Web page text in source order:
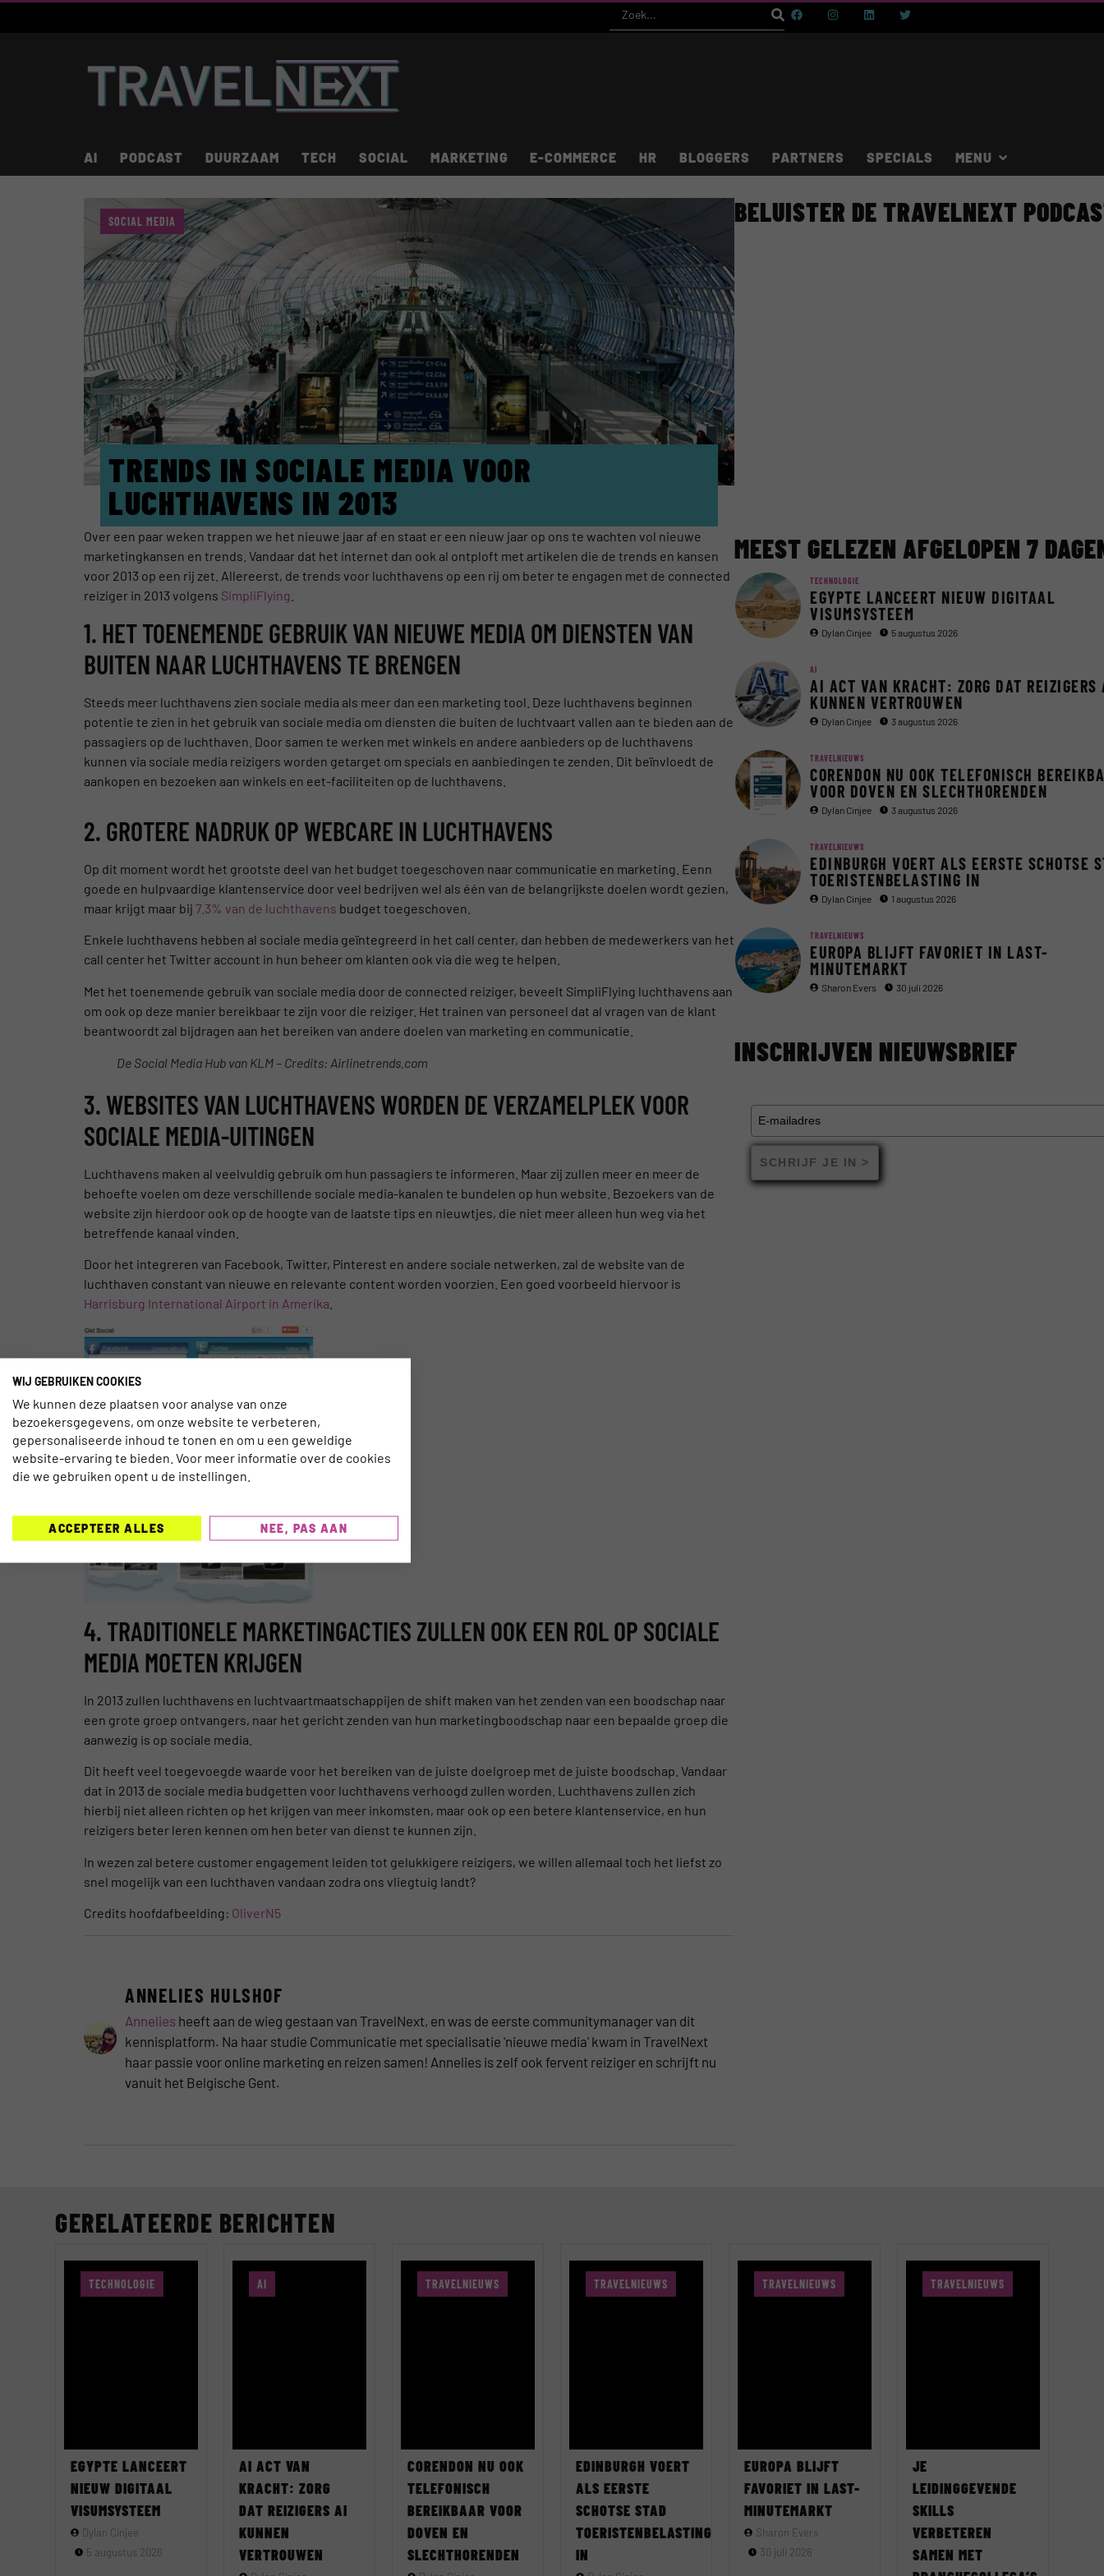
AI PODCAST DUURZAAM TECH SOCIAL MARKETING E-COMMERCE HR BLOGGERS PARTNERS SPECIALS
TRENDS IN SOCIALE MEDIA VOOR
LUCHTHAVENS IN 2013
SOCIAL MEDIA
Over een paar weken trappen we het nieuwe jaar af en staat er een nieuw jaar op ons te wachten vol nieuwe
marketingkansen en trends. Vandaar dat het internet dan ook al ontploft met artikelen die de trends en kansen
voor 2013 op een rij zet. Allereerst, de trends voor luchthavens op een rij om beter te engagen met de connected
reiziger in 2013 volgens SimpliFlying
1. HET TOENEMENDE GEBRUIK VAN NIEUWE MEDIA OM DIENSTEN VAN
BUITEN NAAR LUCHTHAVENS TE BRENGEN
Steeds meer luchthavens zien sociale media als meer dan een marketing tool. Deze luchthavens beginnen
potentie te zien in het gebruik van sociale media om diensten die buiten de luchtvaart vallen aan te bieden aan de
passagiers op de luchthaven. Door samen te werken met winkels en andere aanbieders op de luchthavens
kunnen via sociale media reizigers worden getarget om specials en aanbiedingen te zenden. Dit beïnvloedt de
aankopen en bezoeken aan winkels en eet-faciliteiten op de luchthavens.
2. GROTERE NADRUK OP WEBCARE IN LUCHTHAVENS
Op dit moment wordt het grootste deel van het budget toegeschoven naar communicatie en marketing. Eenn
goede en hulpvaardige klantenservice door veel bedrijven wel als één van de belangrijkste doelen wordt gezien,
maar krijgt maar bij 7.3% van de luchthavens budget toegeschoven.
Enkele luchthavens hebben al sociale media geïntegreerd in het call center, dan hebben de medewerkers van het
call center het Twitter account in hun beheer om klanten ook via die weg te helpen.
Met het toenemende gebruik van sociale media door de connected reiziger, beveelt SimpliFlying luchthavens aan
om ook op deze manier bereikbaar te zijn voor die reiziger. Het trainen van personeel dat al vragen van de klant
beantwoordt zal bijdragen aan het bereiken van andere doelen van marketing en communicatie.
De Social Media Hub van KLM – Credits: Airlinetrends.com
3. WEBSITES VAN LUCHTHAVENS WORDEN DE VERZAMELPLEK VOOR
SOCIALE MEDIA-UITINGEN
Luchthavens maken al veelvuldig gebruik om hun passagiers te informeren. Maar zij zullen meer en meer de
behoefte voelen om deze verschillende sociale media-kanalen te bundelen op hun website. Bezoekers van de
website zijn hierdoor ook op de hoogte van de laatste tips en nieuwtjes, die niet meer alleen hun weg via het
betreffende kanaal vinden.
Door het integreren van Facebook, Twitter, Pinterest en andere sociale netwerken, zal de website van de
luchthaven constant van nieuwe en relevante content worden voorzien. Een goed voorbeeld hiervoor is
Harrisburg International Airport in Amerika
4. TRADITIONELE MARKETINGACTIES ZULLEN OOK EEN ROL OP SOCIALE
MEDIA MOETEN KRIJGEN
In 2013 zullen luchthavens en luchtvaartmaatschappijen de shift maken van het zenden van een boodschap naar
een grote groep ontvangers, naar het gericht zenden van hun marketingboodschap naar een bepaalde groep die
aanwezig is op sociale media.
Dit heeft veel toegevoegde waarde voor het bereiken van de juiste doelgroep met de juiste boodschap. Vandaar
dat in 2013 de sociale media budgetten voor luchthavens verhoogd zullen worden. Luchthavens zullen zich
hierbij niet alleen richten op het krijgen van meer inkomsten, maar ook op een betere klantenservice, en hun
reizigers beter leren kennen om hen beter van dienst te kunnen zijn.
In wezen zal betere customer engagement leiden tot gelukkigere reizigers, we willen allemaal toch het liefst zo
snel mogelijk van een luchthaven vandaan zodra ons vliegtuig landt?
Credits hoofdafbeelding: OliverN5
ANNELIES HULSHOF
Annelies heeft aan de wieg gestaan van TravelNext, en was de eerste communitymanager van dit
kennisplatform. Na haar studie Communicatie met specialisatie 'nieuwe media' kwam in TravelNext
haar passie voor online marketing en reizen samen! Annelies is zelf ook fervent reiziger en schrijft nu
vanuit het Belgische Gent.
BELUISTER DE TRAVELNEXT
MEEST GELEZEN AFGELOPEN 7
TECHNOLOGIE
EGYPTE LANCEERT NIEUW DIGITAAL
VISUMSYSTEEM
Dylan Cinjee 5 augustus 2026
AI
AI ACT VAN KRACHT: ZORG DAT REIZIGERS
KUNNEN VERTROUWEN
Dylan Cinjee 3 augustus 2026
TRAVELNIEUWS
CORENDON NU OOK TELEFONISCH
VOOR DOVEN EN SLECHTHORENDEN
Dylan Cinjee 3 augustus 2026
TRAVELNIEUWS
EDINBURGH VOERT ALS EERSTE SCHOTSE
TOERISTENBELASTING IN
Dylan Cinjee 1 augustus 2026
TRAVELNIEUWS
EUROPA BLIJFT FAVORIET IN LAST-
MINUTEMARKT
Sharon Evers 30 juli 2026
INSCHRIJVEN NIEUWSBRIEF
SCHRIJF JE IN >
GERELATEERDE BERICHTEN
TECHNOLOGIE
EGYPTE LANCEERT
NIEUW DIGITAAL
VISUMSYSTEEM
Dylan Cinjee
5 augustus 2026
AI
AI ACT VAN
KRACHT: ZORG
DAT REIZIGERS AI
KUNNEN
VERTROUWEN
TRAVELNIEUWS
CORENDON NU OOK
TELEFONISCH
BEREIKBAAR VOOR
DOVEN EN
SLECHTHORENDEN
TRAVELNIEUWS
EDINBURGH VOERT
ALS EERSTE
SCHOTSE STAD
TOERISTENBELASTING
IN
TRAVELNIEUWS
EUROPA BLIJFT
FAVORIET IN LAST-
MINUTEMARKT
Sharon Evers
30 juli 2026
TRAVELNIEUWS
JE
LEIDINGGEVENDE
SKILLS
VERBETEREN
SAMEN MET
WIJ GEBRUIKEN COOKIES
We kunnen deze plaatsen voor analyse van onze
bezoekersgegevens, om onze website te verbeteren,
gepersonaliseerde inhoud te tonen en om u een geweldige
website-ervaring te bieden. Voor meer informatie over de cookies
die we gebruiken opent u de instellingen.
ACCEPTEER ALLES NEE, PAS AAN